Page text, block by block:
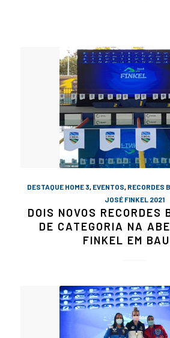
DESTAQUE HOME 3, EVENTOS, RECORDES
JOSÉ FINKEL 2021
DOIS NOVOS RECORDES
DE CATEGORIA NA
FINKEL EM